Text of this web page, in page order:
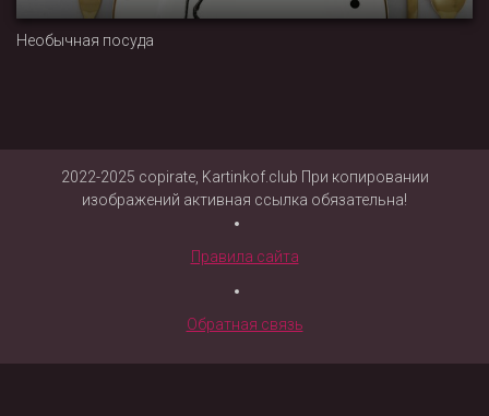
Необычная посуда
2022-2025 copirate, Kartinkof.club При копировании
изображений активная ссылка обязательна!
Правила сайта
Обратная связь